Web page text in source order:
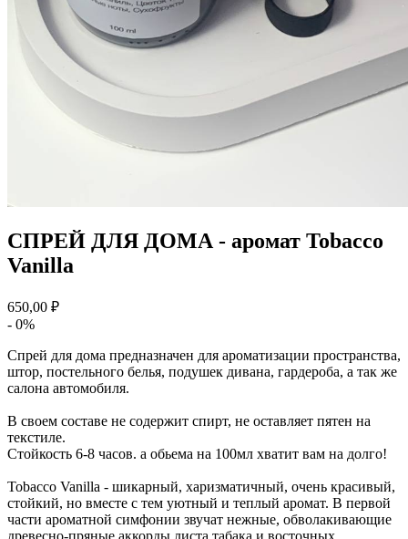
СПРЕЙ ДЛЯ ДОМА - аромат Tobacco
Vanilla
650,00 ₽
- 0%
Спрей для дома предназначен для ароматизации пространства,
штор, постельного белья, подушек дивана, гардероба, а так же
салона автомобиля.
В своем составе не содержит спирт, не оставляет пятен на
текстиле.
Стойкость 6-8 часов. а обьема на 100мл хватит вам на долго!
Tobacco Vanilla - шикарный, харизматичный, очень красивый,
стойкий, но вместе с тем уютный и теплый аромат. В первой
части ароматной симфонии звучат нежные, обволакивающие